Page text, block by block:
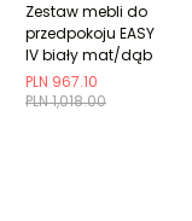
PLN 1,018.00
PLN 967.10
Zestaw mebli do
przedpokoju EASY
IV biały mat/dąb
wotan